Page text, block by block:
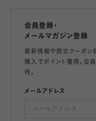
会員登録・
メールマガジン登録
最新情報や限定クーポン
購入でポイント獲得。会
得。
メールアドレス